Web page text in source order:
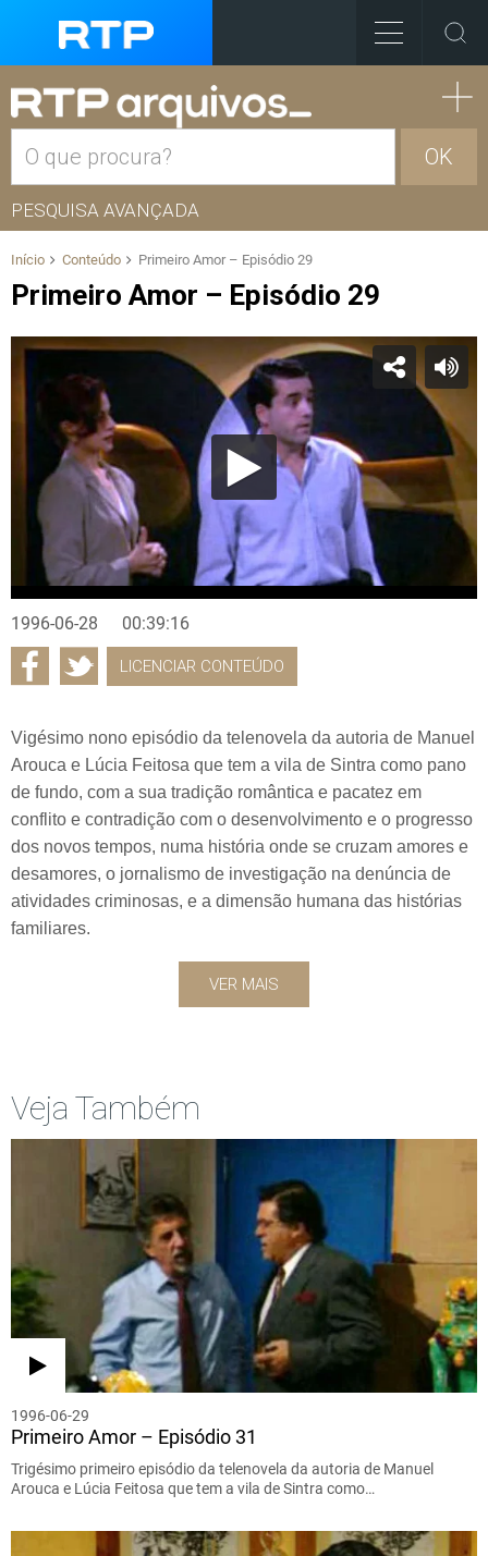
OK
PESQUISA AVANÇADA
Início Conteúdo Primeiro Amor – Episódio 29
Primeiro Amor – Episódio 29
1996-06-28 00:39:16
LICENCIAR CONTEÚDO
Vigésimo nono episódio da telenovela da autoria de Manuel
Arouca e Lúcia Feitosa que tem a vila de Sintra como pano
de fundo, com a sua tradição romântica e pacatez em
conflito e contradição com o desenvolvimento e o progresso
dos novos tempos, numa história onde se cruzam amores e
desamores, o jornalismo de investigação na denúncia de
atividades criminosas, e a dimensão humana das histórias
familiares.
VER MAIS
Veja Também
1996-06-29
Primeiro Amor – Episódio 31
Trigésimo primeiro episódio da telenovela da autoria de Manuel
Arouca e Lúcia Feitosa que tem a vila de Sintra como…